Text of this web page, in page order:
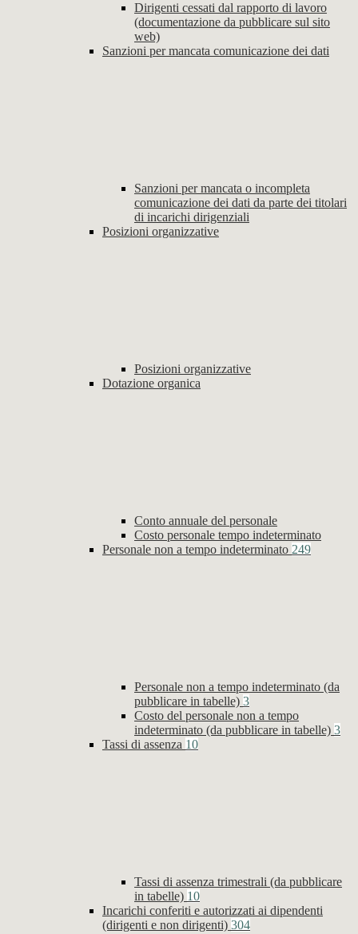
Dirigenti cessati dal rapporto di lavoro
(documentazione da pubblicare sul sito
web)
Sanzioni per mancata comunicazione dei dati
Sanzioni per mancata o incompleta
comunicazione dei dati da parte dei titolari
di incarichi dirigenziali
Posizioni organizzative
Posizioni organizzative
Dotazione organica
Conto annuale del personale
Costo personale tempo indeterminato
Personale non a tempo indeterminato 249
Personale non a tempo indeterminato (da
pubblicare in tabelle) 3
Costo del personale non a tempo
indeterminato (da pubblicare in tabelle) 3
Tassi di assenza 10
Tassi di assenza trimestrali (da pubblicare
in tabelle) 10
Incarichi conferiti e autorizzati ai dipendenti
(dirigenti e non dirigenti) 304